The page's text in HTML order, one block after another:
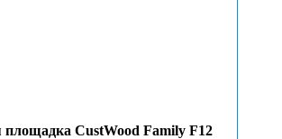
площадка CustWood Family F12